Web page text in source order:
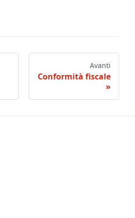
Avanti
Conformità fiscale